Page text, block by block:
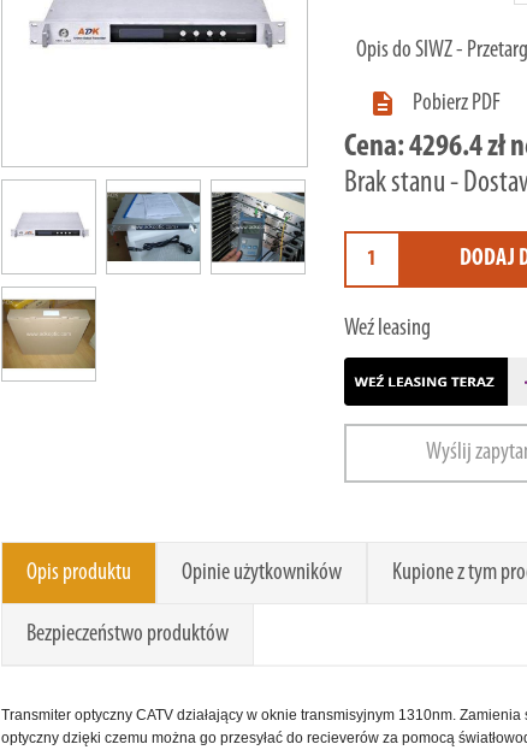
Opis do SIWZ -

Pobierz PDF
Cena:4296.4 zł
Brak stanu -
DODAJ
Weź leasing
Wyślij
Opis produktu Opinie użytkowników Kupione z tym
Bezpieczeństwo produktów
Transmiter optyczny CATV działający w oknie transmisyjnym 1310nm.
optyczny dzięki czemu można go przesyłać do recieverów za pomocą